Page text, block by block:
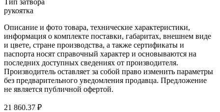
рукоятка
Описание и фото товара, технические характеристики,
информация о комплекте поставки, габаритах, внешнем виде
и цвете, стране производства, а также сертификаты и
паспорта носят справочный характер и основываются на
последних доступных сведениях от производителя.
Производитель оставляет за собой право изменить параметры
без предварительного уведомления продавца. Предложение
не является публичной офертой.
21 860.37 ₽